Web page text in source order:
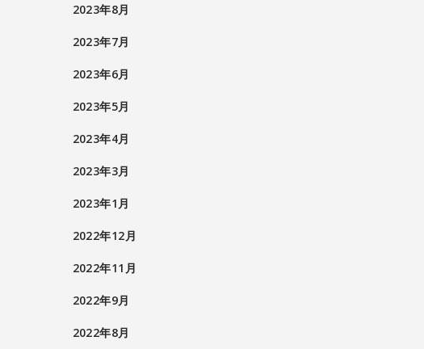
2023年8月
2023年7月
2023年6月
2023年5月
2023年4月
2023年3月
2023年1月
2022年12月
2022年11月
2022年9月
2022年8月